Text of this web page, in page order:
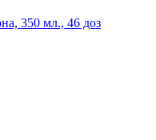
350 мл., 46 доз